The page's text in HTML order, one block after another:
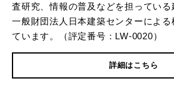
査研究、情報の普及などを担っている
一般財団法人日本建築センターによる
ています。（評定番号：LW-0020）
詳細はこちら